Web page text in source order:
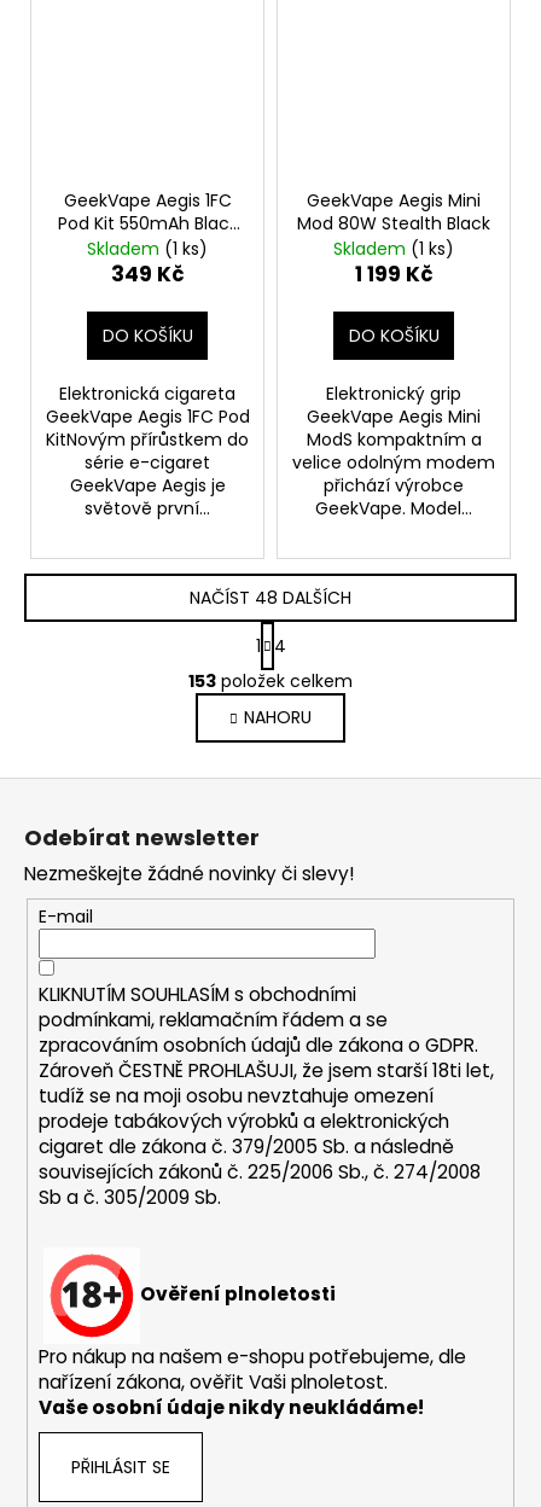
GeekVape Aegis 1FC
Pod Kit 550mAh Black
1ks
Skladem (1 ks)
349 Kč
DO KOŠÍKU
Elektronická cigareta
GeekVape Aegis 1FC Pod
KitNovým přírůstkem do
série e-cigaret
GeekVape Aegis je
světově první...
GeekVape Aegis Mini
Mod 80W Stealth Black
Skladem (1 ks)
1 199 Kč
DO KOŠÍKU
Elektronický grip
GeekVape Aegis Mini
ModS kompaktním a
velice odolným modem
přichází výrobce
GeekVape. Model...
O
v
l
á
d
p
r
v
k
y
v
ý
p
i
s
u
NAČÍST 48 DALŠÍCH
S
t
r
á
n
k
o
í
1
4
153 položek celkem
NAHORU
Z
Odebírat newsletter
Nezmeškejte žádné novinky či slevy!
E-mail
KLIKNUTÍM SOUHLASÍM s obchodními
podmínkami,reklamačním řádem a se
zpracováním osobních údajů dle zákona oGDPR.
Zároveň ČESTNĚ PROHLAŠUJI, že jsem starší 18ti let,
tudíž se na moji osobu nevztahuje omezení
prodeje tabákových výrobků a elektronických
cigaret dle zákona č. 379/2005 Sb. a následně
souvisejících zákonů č. 225/2006 Sb., č. 274/2008
Sb a č. 305/2009 Sb.
Ověření plnoletosti
Pro nákup na našem e-shopu potřebujeme, dle
nařízení zákona, ověřit Vaši plnoletost.
Vaše osobní údaje nikdy neukládáme!
PŘIHLÁSIT SE